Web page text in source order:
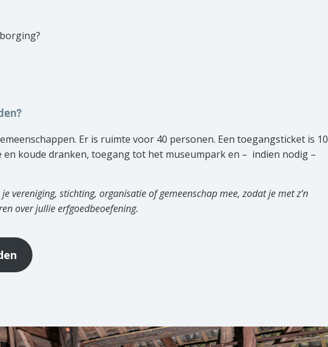
Er is ruimte voor 40 personen. Een toegangsticket is 10
en koude dranken, toegang tot het museumpark en – indien nodig –
vereniging, stichting, organisatie of gemeenschap mee, zodat je met z’n
over jullie erfgoedbeoefening.